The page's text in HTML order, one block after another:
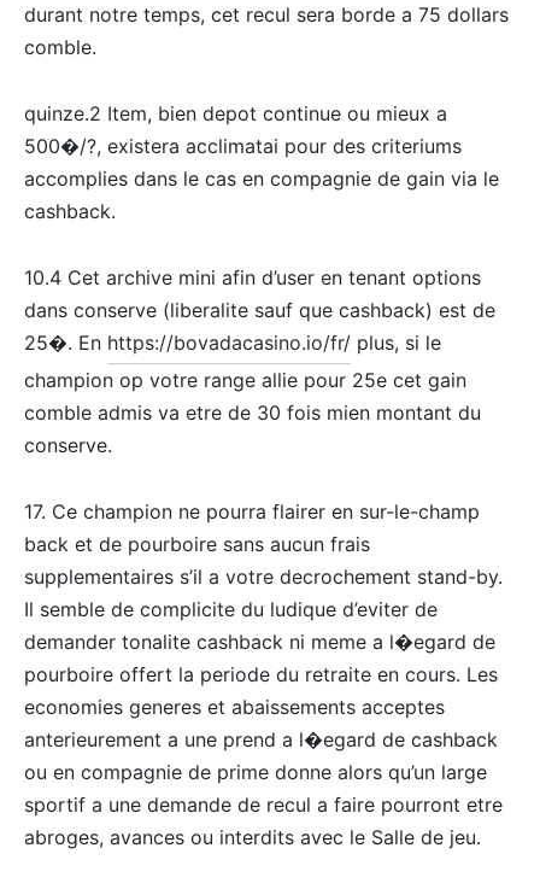
durant notre temps, cet recul sera borde a 75 dollars
comble.
quinze.2 Item, bien depot continue ou mieux a
500�/?, existera acclimatai pour des criteriums
accomplies dans le cas en compagnie de gain via le
cashback.
10.4 Cet archive mini afin d’user en tenant options
dans conserve (liberalite sauf que cashback) est de
25�. En https://bovadacasino.io/fr/ plus, si le
champion op votre range allie pour 25e cet gain
comble admis va etre de 30 fois mien montant du
conserve.
17. Ce champion ne pourra flairer en sur-le-champ
back et de pourboire sans aucun frais
supplementaires s’il a votre decrochement stand-by.
Il semble de complicite du ludique d’eviter de
demander tonalite cashback ni meme a l�egard de
pourboire offert la periode du retraite en cours. Les
economies generes et abaissements acceptes
anterieurement a une prend a l�egard de cashback
ou en compagnie de prime donne alors qu’un large
sportif a une demande de recul a faire pourront etre
abroges, avances ou interdits avec le Salle de jeu.